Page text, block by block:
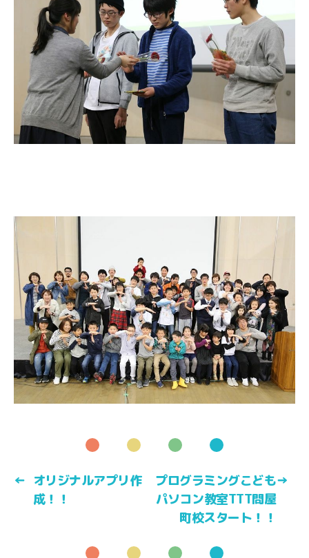
← オリジナルアプリ作
成！！
→
プログラミングこども
パソコン教室TTT問屋
町校スタート！！